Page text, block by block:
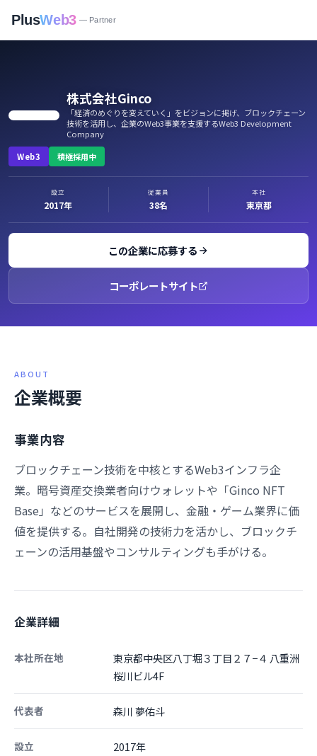
PlusWeb3 — Partner
株式会社Ginco
「経済のめぐりを変えていく」をビジョンに掲げ、ブロックチェーン
技術を活用し、企業のWeb3事業を支援するWeb3 Development
Company
Web3
積極採用中
設立
2017年
従業員
38名
本社
東京都
この企業に応募する
コーポレートサイト
ABOUT
企業概要
事業内容
ブロックチェーン技術を中核とするWeb3インフラ企
業。暗号資産交換業者向けウォレットや「Ginco NFT
Base」などのサービスを展開し、金融・ゲーム業界に価
値を提供する。自社開発の技術力を活かし、ブロックチ
ェーンの活用基盤やコンサルティングも手がける。
企業詳細
本社所在地
東京都中央区八丁堀３丁目２７−４ 八重洲
桜川ビル4F
代表者 森川 夢佑斗
設立 2017年